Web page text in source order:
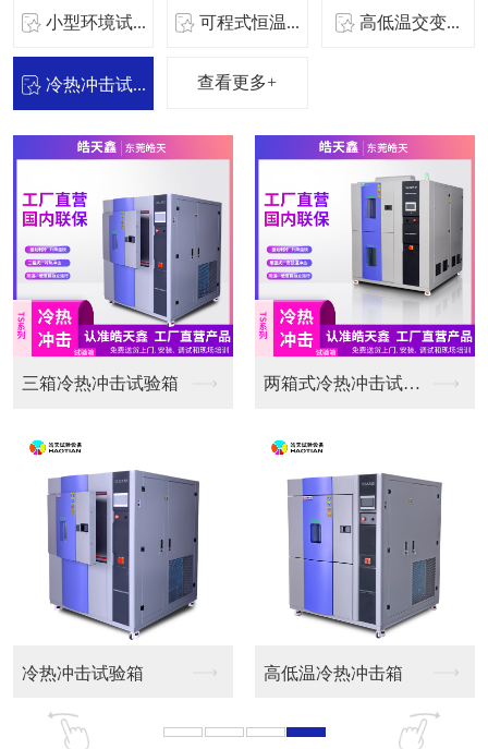
小型环境试... 可程式恒温... 高低温交变...
冷热冲击试... 查看更多+
桌上型高低温箱 小型温控箱
小型恒温恒湿试验箱 小型高温高温试验盒